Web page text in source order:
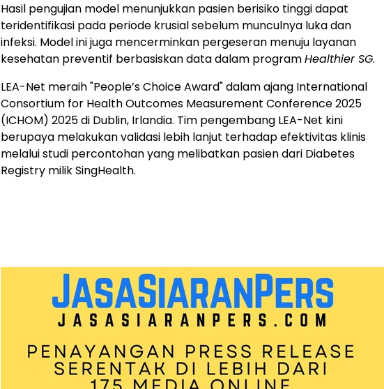
Hasil pengujian model menunjukkan pasien berisiko tinggi dapat
teridentifikasi pada periode krusial sebelum munculnya luka dan
infeksi. Model ini juga mencerminkan pergeseran menuju layanan
kesehatan preventif berbasiskan data dalam programHealthier SG.
LEA-Net meraih "People’s Choice Award" dalam ajang International
Consortium for Health Outcomes Measurement Conference 2025
(ICHOM) 2025 di Dublin, Irlandia. Tim pengembang LEA-Net kini
berupaya melakukan validasi lebih lanjut terhadap efektivitas klinis
melalui studi percontohan yang melibatkan pasien dari Diabetes
Registry milik SingHealth.